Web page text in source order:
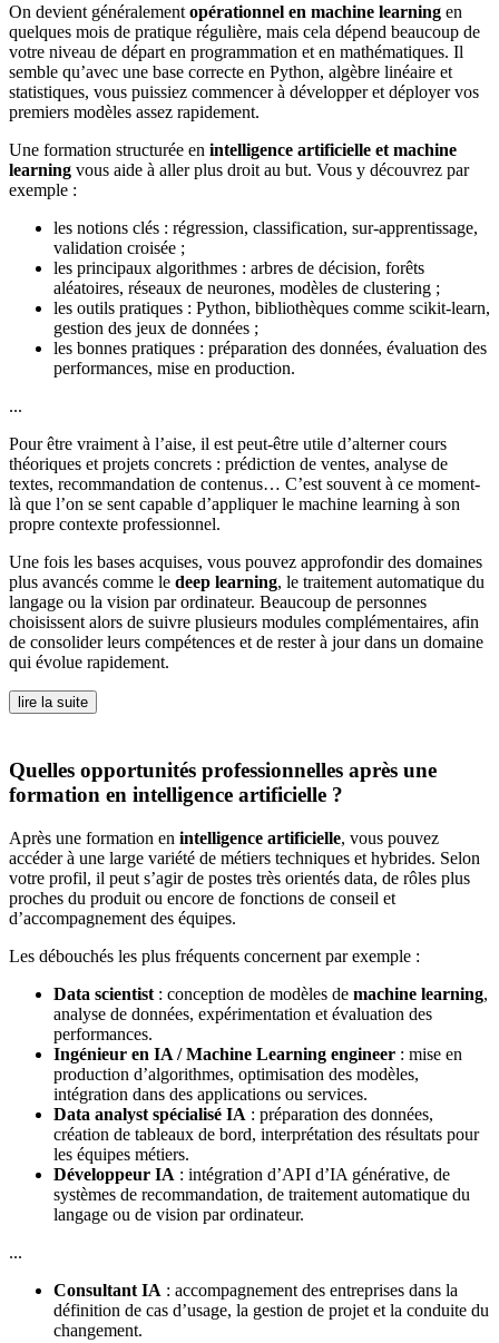
On devient généralement opérationnel en machine learning en
quelques mois de pratique régulière, mais cela dépend beaucoup de
votre niveau de départ en programmation et en mathématiques. Il
semble qu’avec une base correcte en Python, algèbre linéaire et
statistiques, vous puissiez commencer à développer et déployer vos
premiers modèles assez rapidement.
Une formation structurée en intelligence artificielle et machine
learning vous aide à aller plus droit au but. Vous y découvrez par
exemple :
les notions clés : régression, classification, sur-apprentissage,
validation croisée ;
les principaux algorithmes : arbres de décision, forêts
aléatoires, réseaux de neurones, modèles de clustering ;
les outils pratiques : Python, bibliothèques comme scikit-learn,
gestion des jeux de données ;
les bonnes pratiques : préparation des données, évaluation des
performances, mise en production.
...
Pour être vraiment à l’aise, il est peut-être utile d’alterner cours
théoriques et projets concrets : prédiction de ventes, analyse de
textes, recommandation de contenus… C’est souvent à ce moment-
là que l’on se sent capable d’appliquer le machine learning à son
propre contexte professionnel.
Une fois les bases acquises, vous pouvez approfondir des domaines
plus avancés comme le deep learning, le traitement automatique du
langage ou la vision par ordinateur. Beaucoup de personnes
choisissent alors de suivre plusieurs modules complémentaires, afin
de consolider leurs compétences et de rester à jour dans un domaine
qui évolue rapidement.
lire la suite
Quelles opportunités professionnelles après une
formation en intelligence artificielle ?
Après une formation en intelligence artificielle, vous pouvez
accéder à une large variété de métiers techniques et hybrides. Selon
votre profil, il peut s’agir de postes très orientés data, de rôles plus
proches du produit ou encore de fonctions de conseil et
d’accompagnement des équipes.
Les débouchés les plus fréquents concernent par exemple :
Data scientist : conception de modèles de machine learning,
analyse de données, expérimentation et évaluation des
performances.
Ingénieur en IA / Machine Learning engineer : mise en
production d’algorithmes, optimisation des modèles,
intégration dans des applications ou services.
Data analyst spécialisé IA : préparation des données,
création de tableaux de bord, interprétation des résultats pour
les équipes métiers.
Développeur IA : intégration d’API d’IA générative, de
systèmes de recommandation, de traitement automatique du
langage ou de vision par ordinateur.
...
Consultant IA : accompagnement des entreprises dans la
définition de cas d’usage, la gestion de projet et la conduite du
changement.